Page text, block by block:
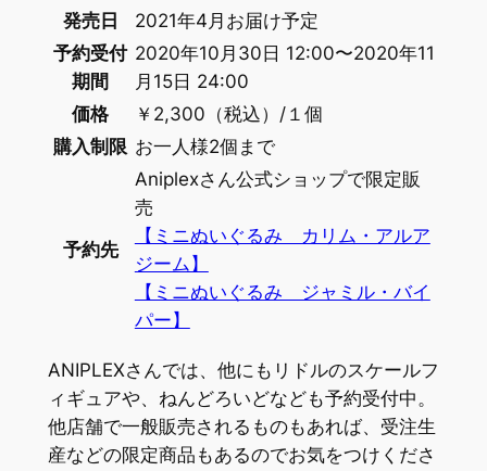
発売日
2021年4月お届け予定
予約受付
期間
2020年10月30日 12:00〜2020年11
月15日 24:00
価格
￥2,300（税込）/１個
購入制限 お一人様2個まで
予約先
Aniplexさん公式ショップで限定販
売
【ミニぬいぐるみ カリム・アルア
ジーム】
【ミニぬいぐるみ ジャミル・バイ
パー】
ANIPLEXさんでは、他にもリドルのスケールフ
ィギュアや、ねんどろいどなども予約受付中。
他店舗で一般販売されるものもあれば、受注生
産などの限定商品もあるのでお気をつけくださ